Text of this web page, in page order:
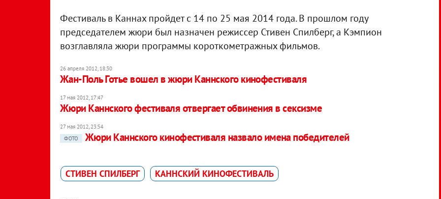
Фестиваль в Каннах пройдет с 14 по 25 мая 2014 года. В прошлом году
председателем жюри был назначен режиссер Стивен Спилберг, а Кэмпион
возглавляла жюри программы короткометражных фильмов.
26 апреля 2012, 18:30
Жан-Поль Готье вошел в жюри Каннского кинофестиваля
17 мая 2012, 17:47
Жюри Каннского фестиваля отвергает обвинения в сексизме
27 мая 2012, 23:54
ФОТО
Жюри Каннского кинофестиваля назвало имена победителей
СТИВЕН СПИЛБЕРГ КАННСКИЙ КИНОФЕСТИВАЛЬ